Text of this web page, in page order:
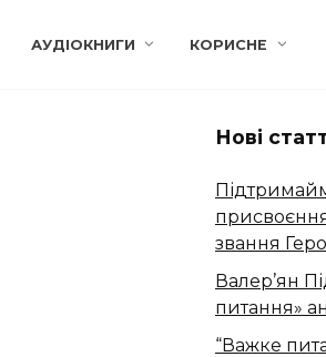
АУДІОКНИГИ КОРИСНЕ
Нові
звання
Валер’ян
питання»
“Важке